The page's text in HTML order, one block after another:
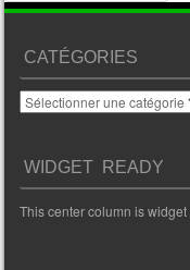
CATÉGORIES
Catégories
WIDGET READY
This center column is